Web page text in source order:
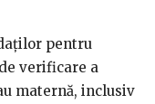
pentru
verificare a
maternă, inclusiv